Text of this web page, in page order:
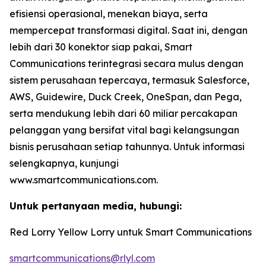
efisiensi operasional, menekan biaya, serta
mempercepat transformasi digital. Saat ini, dengan
lebih dari 30 konektor siap pakai, Smart
Communications terintegrasi secara mulus dengan
sistem perusahaan tepercaya, termasuk Salesforce,
AWS, Guidewire, Duck Creek, OneSpan, dan Pega,
serta mendukung lebih dari 60 miliar percakapan
pelanggan yang bersifat vital bagi kelangsungan
bisnis perusahaan setiap tahunnya. Untuk informasi
selengkapnya, kunjungi
www.smartcommunications.com.
Untuk pertanyaan media, hubungi:
Red Lorry Yellow Lorry untuk Smart Communications
smartcommunications@rlyl.com